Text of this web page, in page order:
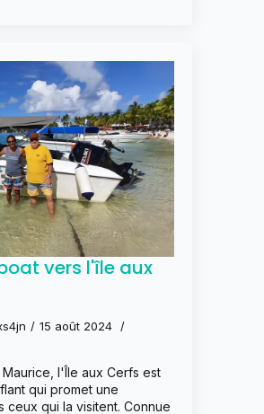
vers l'île aux
15 août 2024
l'Île aux Cerfs est
qui promet une
qui la visitent. Connue